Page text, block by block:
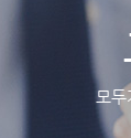
모